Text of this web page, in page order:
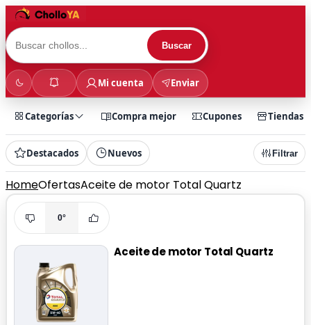
Buscar
Mi cuenta Enviar
Categorías Compra mejor Cupones Tiendas
Destacados Nuevos Filtrar
HomeOfertasAceite de motor Total Quartz
0°
Aceite de motor Total Quartz